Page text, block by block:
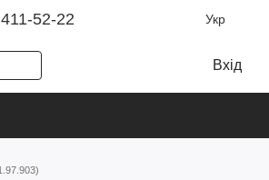
52-22 Укр
Вхід